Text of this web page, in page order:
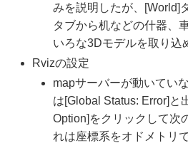
みを説明したが、[World]
タブから机などの什器、
いろな3Dモデルを取り込
Rvizの設定
mapサーバーが動いてい
は[Global Status: Error]と
Option]をクリックして次
れは座標系をオドメトリ